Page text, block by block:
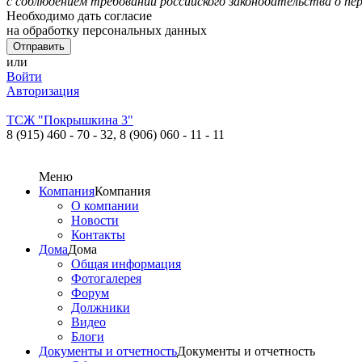
Необходимо дать согласие
на обработку персональных данных
или
Войти
Авторизация
ТСЖ "Покрышкина 3"
8 (915) 460 - 70 - 32, 8 (906) 060 - 11 - 11
Меню
КомпанияКомпания
О компании
Новости
Контакты
ДомаДома
Общая информация
Фотогалерея
Форум
Должники
Видео
Блоги
Документы и отчетностьДокументы и отчетность